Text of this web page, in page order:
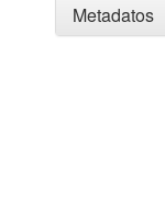
Metadatos